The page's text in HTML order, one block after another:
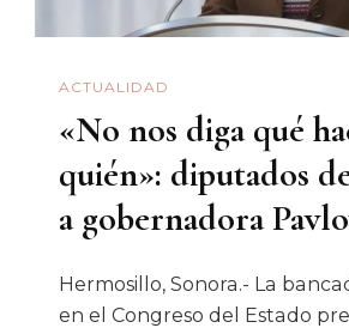
ACTUALIDAD
«No nos diga qué
quién»: diputados
a gobernadora
Hermosillo, Sonora.- La
en el Congreso del Estado